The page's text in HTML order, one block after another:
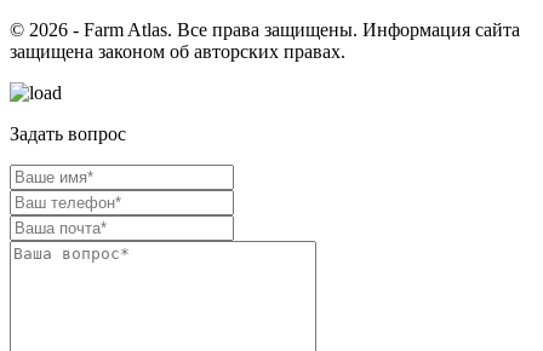
© 2026 - Farm Atlas. Все права защищены. Информация сайта
защищена законом об авторских правах.
Задать вопрос